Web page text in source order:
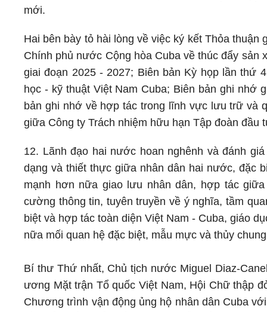
mới.
Hai bên bày tỏ hài lòng về việc ký kết Thỏa
Chính phủ nước Cộng hòa Cuba về thúc đẩy
giai đoạn 2025 - 2027; Biên bản Kỳ họp lần thứ
học - kỹ thuật Việt Nam Cuba; Biên bản ghi nhớ
bản ghi nhớ về hợp tác trong lĩnh vực lưu trữ và
giữa Công ty Trách nhiệm hữu hạn Tập đoàn đầu
12. Lãnh đạo hai nước hoan nghênh và đánh
dạng và thiết thực giữa nhân dân hai nước, đặc
mạnh hơn nữa giao lưu nhân dân, hợp tác
cường thông tin, tuyên truyền về ý nghĩa, tầm
biệt và hợp tác toàn diện Việt Nam - Cuba, giáo
nữa mối quan hệ đặc biệt, mẫu mực và thủy
Bí thư Thứ nhất, Chủ tịch nước Miguel Diaz-
ương Mặt trận Tổ quốc Việt Nam, Hội Chữ thập
Chương trình vận động ủng hộ nhân dân Cuba